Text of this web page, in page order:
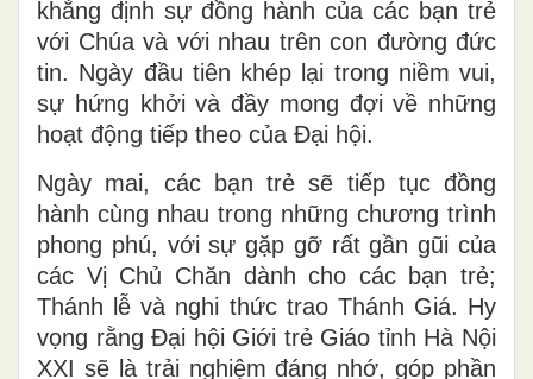
khẳng định sự đồng hành của các bạn trẻ
với Chúa và với nhau trên con đường đức
tin. Ngày đầu tiên khép lại trong niềm vui,
sự hứng khởi và đầy mong đợi về những
hoạt động tiếp theo của Đại hội.
Ngày mai, các bạn trẻ sẽ tiếp tục đồng
hành cùng nhau trong những chương trình
phong phú, với sự gặp gỡ rất gần gũi của
các Vị Chủ Chăn dành cho các bạn trẻ;
Thánh lễ và nghi thức trao Thánh Giá. Hy
vọng rằng Đại hội Giới trẻ Giáo tỉnh Hà Nội
XXI sẽ là trải nghiệm đáng nhớ, góp phần